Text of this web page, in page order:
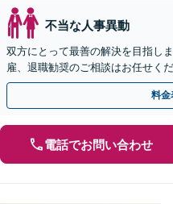
不当な人事異動
双方にとって最善の解決を目指し
雇、退職勧奨のご相談はお任せく
料金
電話でお問い合わせ